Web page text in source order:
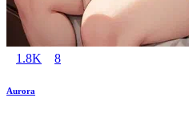
1.8K 8
Aurora